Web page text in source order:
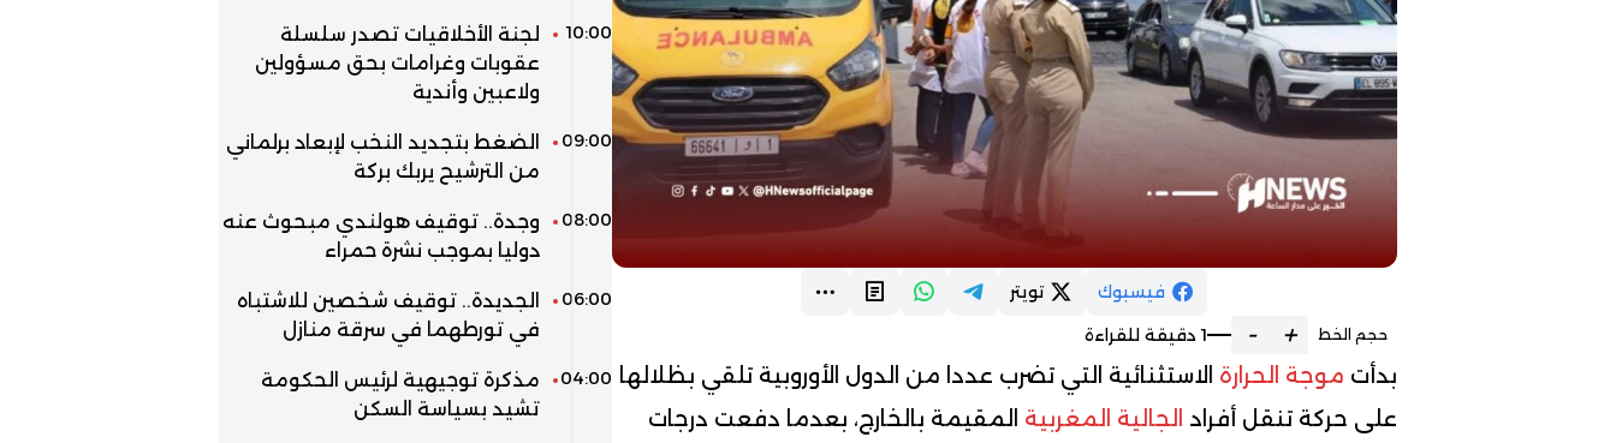
فيسبوك تويتر
حجم الخط +
- 1 دقيقة للقراءة
بدأت موجة الحرارة الاستثنائية التي تضرب عددا من الدول الأوروبية تلقي بظلالها
على حركة تنقل أفراد الجالية المغربية المقيمة بالخارج، بعدما دفعت درجات
10:00
لجنة الأخلاقيات تصدر سلسلة
عقوبات وغرامات بحق مسؤولين
ولاعبين وأندية
09:00
الضغط بتجديد النخب لإبعاد برلماني
من الترشيح يربك بركة
08:00
وجدة.. توقيف هولندي مبحوث عنه
دوليا بموجب نشرة حمراء
06:00
الجديدة.. توقيف شخصين للاشتباه
في تورطهما في سرقة منازل
04:00
مذكرة توجيهية لرئيس الحكومة
تشيد بسياسة السكن